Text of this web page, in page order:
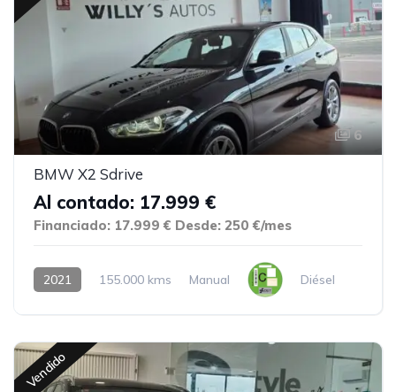
6
BMW X2 Sdrive
Al contado: 17.999 €
Financiado: 17.999 € Desde: 250 €/mes
2021 155.000 kms Manual Diésel
Vendido